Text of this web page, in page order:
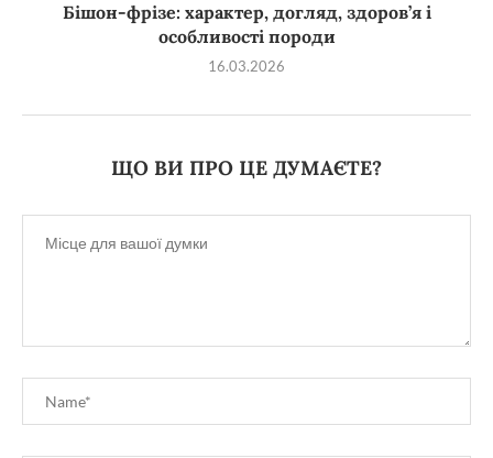
Бішон-фрізе: характер, догляд, здоров’я і
особливості породи
16.03.2026
ЩО ВИ ПРО ЦЕ ДУМАЄТЕ?